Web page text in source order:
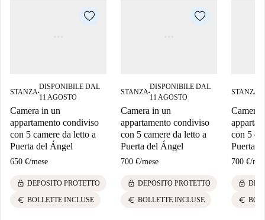
STANZA■
DISPONIBILE DAL
11 AGOSTO
Camera in un
appartamento condiviso
con 5 camere da letto a
Puerta del Ángel
650 €/mese
lock DEPOSITO PROTETTO
euro BOLLETTE INCLUSE
STANZA■
DISPONIBILE DAL
11 AGOSTO
Camera in un
appartamento condiviso
con 5 camere da letto a
Puerta del Ángel
700 €/mese
lock DEPOSITO PROTETTO
euro BOLLETTE INCLUSE
STANZA
Camera
con 5
Puerta
700 €/
lock
euro